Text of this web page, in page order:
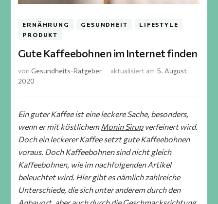
ERNÄHRUNG GESUNDHEIT
LIFESTYLE
PRODUKT
Gute Kaffeebohnen im Internet finden
von Gesundheits-Ratgeber aktualisiert am 5. August
2020
Ein guter Kaffee ist eine leckere Sache, besonders,
wenn er mit köstlichemMonin Sirupverfeinert wird.
Doch ein leckerer Kaffee setzt gute Kaffeebohnen
voraus. Doch Kaffeebohnen sind nicht gleich
Kaffeebohnen, wie im nachfolgenden Artikel
beleuchtet wird. Hier gibt es nämlich zahlreiche
Unterschiede, die sich unter anderem durch den